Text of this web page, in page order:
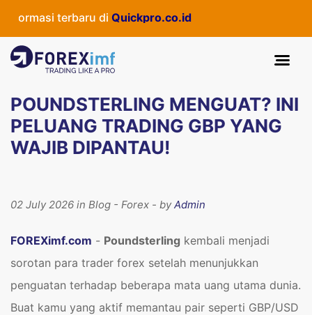
terbaru diQuickpro.co.id
POUNDSTERLING MENGUAT? INI
PELUANG TRADING GBP YANG
WAJIB DIPANTAU!
02 July 2026 in Blog - Forex - byAdmin
FOREXimf.com - Poundsterling kembali menjadi
sorotan para trader forex setelah menunjukkan
penguatan terhadap beberapa mata uang utama dunia.
Buat kamu yang aktif memantau pair seperti GBP/USD